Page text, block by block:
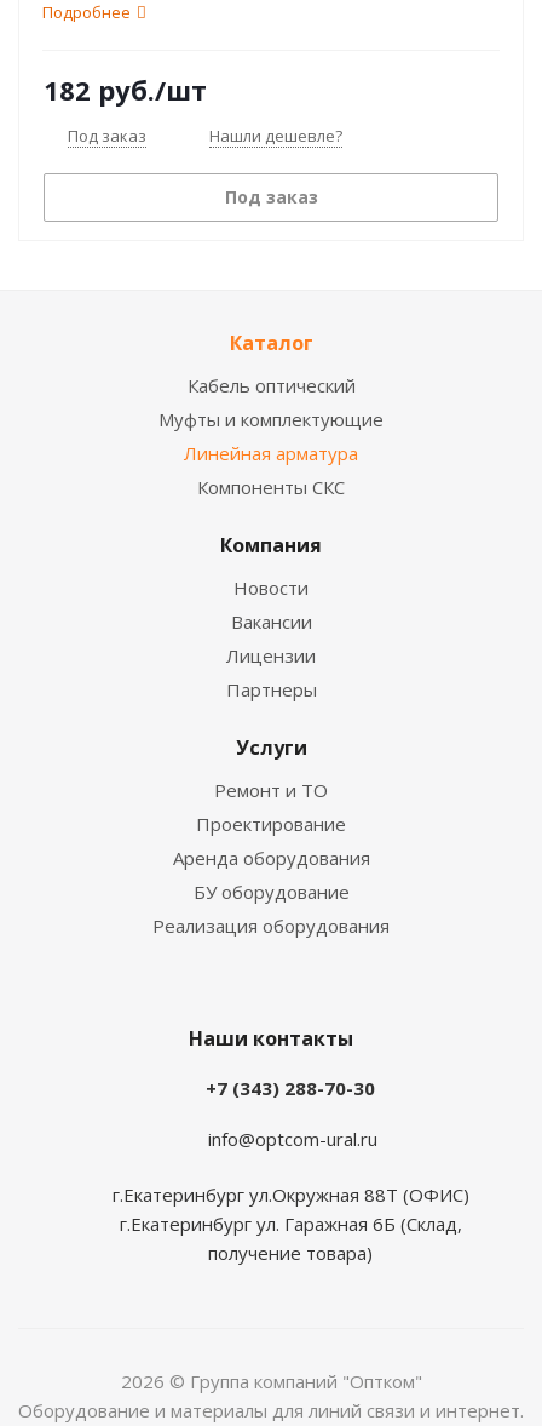
Подробнее
182 руб./шт
Под заказ Нашли дешевле?
Под заказ
Каталог
Кабель оптический
Муфты и комплектующие
Линейная арматура
Компоненты СКС
Компания
Новости
Вакансии
Лицензии
Партнеры
Услуги
Ремонт и ТО
Проектирование
Аренда оборудования
БУ оборудование
Реализация оборудования
Наши контакты
+7 (343) 288-70-30
info@optcom-ural.ru
г.Екатеринбург ул.Окружная 88Т (ОФИС)
г.Екатеринбург ул. Гаражная 6Б (Склад,
получение товара)
2026 © Группа компаний "Оптком"
Оборудование и материалы для линий связи и интернет.